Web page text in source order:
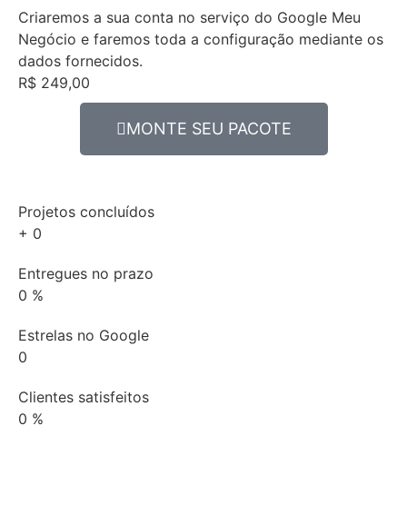
Criaremos a sua conta no serviço do Google Meu
Negócio e faremos toda a configuração mediante os
dados fornecidos.
R$ 249,00
MONTE SEU PACOTE
Projetos concluídos
+ 0
Entregues no prazo
0 %
Estrelas no Google
0
Clientes satisfeitos
0 %